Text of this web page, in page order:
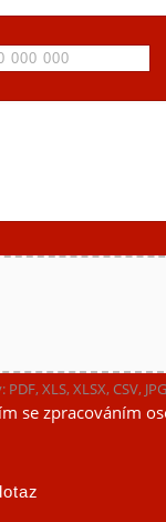
XLS, XLSX, CSV,
se zpracováním